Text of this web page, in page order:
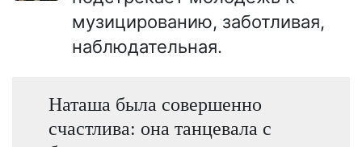
музицированию, заботливая,
наблюдательная.
Наташа была совершенно
счастлива: она танцевала с